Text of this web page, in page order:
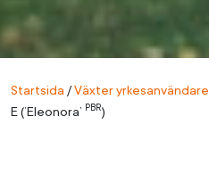
Startsida /Växter yrkesanvändare
E (’Eleonora’ PBR)